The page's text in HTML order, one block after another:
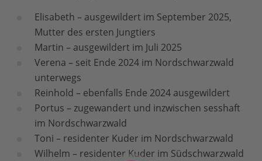
Elisabeth – ausgewildert im September 2025,
Mutter des ersten Jungtiers
Martin – ausgewildert im Juli 2025
Verena – seit Ende 2024 im Nordschwarzwald
unterwegs
Reinhold – ebenfalls Ende 2024 ausgewildert
Portus – zugewandert und inzwischen sesshaft
im Nordschwarzwald
Toni – residenter Kuder im Nordschwarzwald
Wilhelm – residenter Kuder im Südschwarzwald